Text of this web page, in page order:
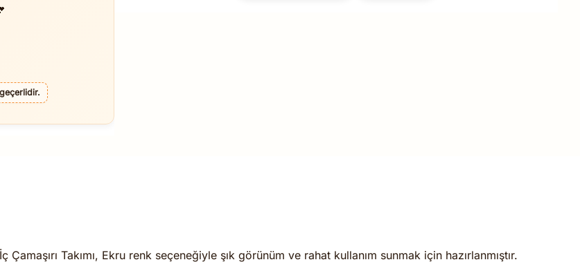
Takımı, Ekru renk seçeneğiyle şık görünüm ve rahat kullanım sunmak için hazırlanmıştır.